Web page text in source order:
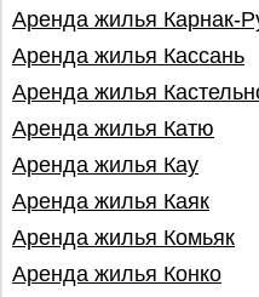
Аренда жилья Карнак-
Аренда жилья Кассань
Аренда жилья
Аренда жилья Катю
Аренда жилья Кау
Аренда жилья Каяк
Аренда жилья Комьяк
Аренда жилья Конко